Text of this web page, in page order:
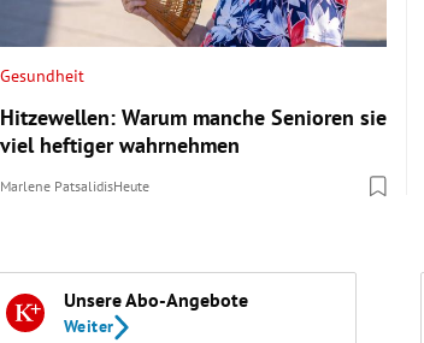
Gesundheit
Hitzewellen: Warum manche Senioren sie
viel heftiger wahrnehmen
Marlene PatsalidisHeute
Unsere Abo-Angebote
Weiter